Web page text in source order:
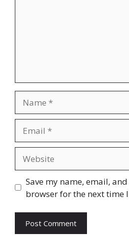
Save my name, email,
browser for the next time